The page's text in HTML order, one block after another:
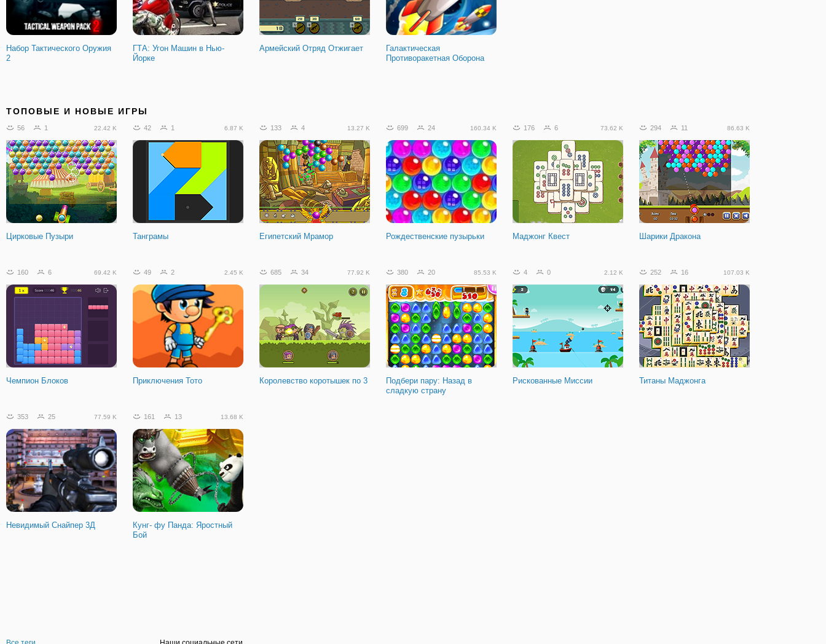
Набор Тактического Оружия
2
ГТА: Угон Машин в Нью-
Йорке
Армейский Отряд Отжигает
Галактическая
Противоракетная Оборона
ТОПОВЫЕ И НОВЫЕ ИГРЫ
56 1 22.42 K
Цирковые Пузыри
42 1 6.87 K
Танграмы
133 4 13.27 K
Египетский Мрамор
699 24 160.34 K
Рождественские пузырьки
176 6 73.62 K
Маджонг Квест
294 11 86.63 K
Шарики Дракона
160 6 69.42 K
Чемпион Блоков
49 2 2.45 K
Приключения Тото
685 34 77.92 K
Королевство коротышек по 3
380 20 85.53 K
Подбери пару: Назад в
сладкую страну
4 0 2.12 K
Рискованные Миссии
252 16 107.03 K
Титаны Маджонга
353 25 77.59 K
Невидимый Снайпер 3Д
161 13 13.68 K
Кунг- фу Панда: Яростный
Бой